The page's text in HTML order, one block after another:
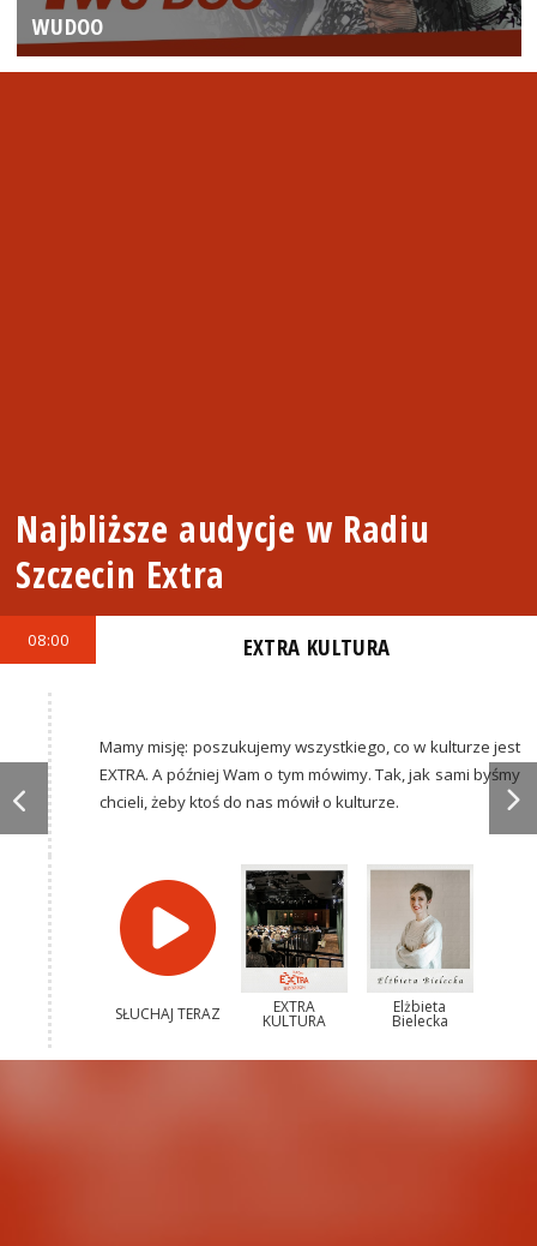
WUDOO
Najbliższe audycje w Radiu
Szczecin Extra
08:00 EXTRA KULTURA
Mamy misję: poszukujemy wszystkiego, co w kulturze jest
EXTRA. A później Wam o tym mówimy. Tak, jak sami byśmy
chcieli, żeby ktoś do nas mówił o kulturze.
SŁUCHAJ TERAZ EXTRA
KULTURA
Elżbieta
Bielecka